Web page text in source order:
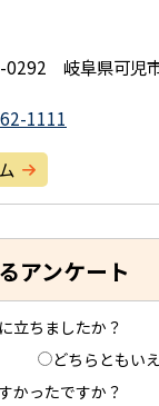
0292 岐阜県可児
1111
アンケート
立ちましたか？
どちらともい
かったですか？